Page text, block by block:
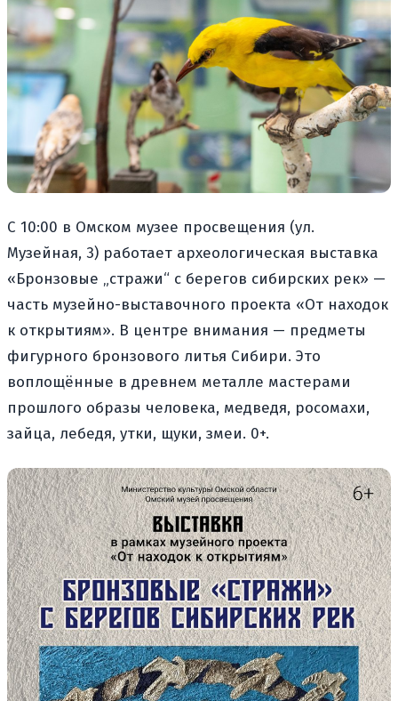
С 10:00 в Омском музее просвещения (ул.
Музейная, 3) работает археологическая выставка
«Бронзовые „стражи“ с берегов сибирских рек» —
часть музейно-выставочного проекта «От находок
к открытиям». В центре внимания — предметы
фигурного бронзового литья Сибири. Это
воплощённые в древнем металле мастерами
прошлого образы человека, медведя, росомахи,
зайца, лебедя, утки, щуки, змеи. 0+.